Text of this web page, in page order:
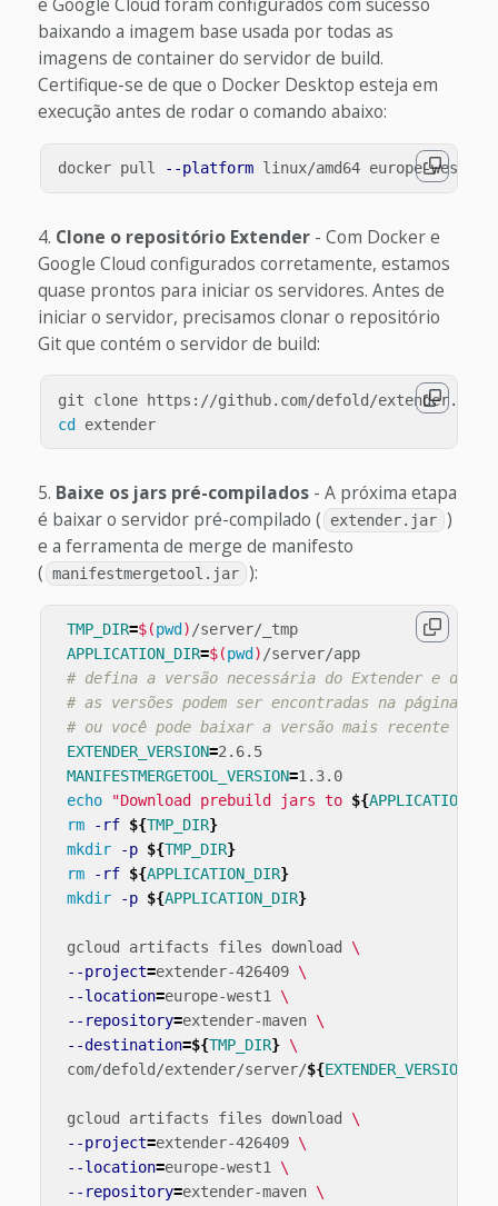
baixando a imagem base usada por todas as
imagens de container do servidor de build.
Certifique-se de que o Docker Desktop esteja em
execução antes de rodar o comando abaixo:
docker pull --platform
Clone o repositório Extender- Com Docker e
Google Cloud configurados corretamente, estamos
quase prontos para iniciar os servidores. Antes de
iniciar o servidor, precisamos clonar o repositório
Git que contém o servidor de build:
cd
Baixe os jars pré-compilados- A próxima etapa
é baixar o servidor pré-compilado (
extender.jar )
e a ferramenta de merge de manifesto
( manifestmergetool.jar ):
TMP_DIR=$(pwd )/server/_tmp
APPLICATION_DIR=$(pwd )/server/app
# defina a versão necessária do Extender e da
# as versões podem ser encontradas na página
# ou você pode baixar a versão mais recente
EXTENDER_VERSION=2.6.5
MANIFESTMERGETOOL_VERSION=1.3.0
echo
"Download prebuild jars to ${
rm
-rf ${TMP_DIR}
mkdir
-p ${TMP_DIR}
rm
-rf ${APPLICATION_DIR}
mkdir
-p ${APPLICATION_DIR}
gcloud artifacts files download \
--project=extender-426409 \
--location=europe-west1 \
--repository=extender-maven \
--destination=${TMP_DIR} \
com/defold/extender/server/${EXTENDER_VERSION
gcloud artifacts files download \
--project=extender-426409 \
--location=europe-west1 \
--repository=extender-maven \